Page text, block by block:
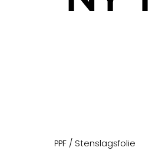
PPF / Stenslagsfolie